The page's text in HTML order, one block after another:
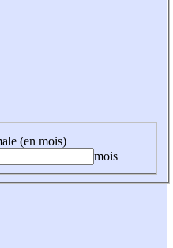
(en mois)
mois